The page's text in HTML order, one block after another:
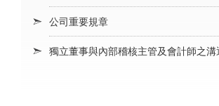
公司重要規章
獨立董事與內部稽核主管及會計師之溝